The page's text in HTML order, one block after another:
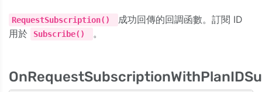
RequestSubscription()
成功回傳的回調函數。訂閱 ID
用於
Subscribe() 。